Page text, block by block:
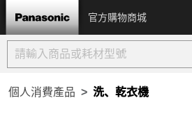
官方購物商城
個人消費產品 洗、乾衣機